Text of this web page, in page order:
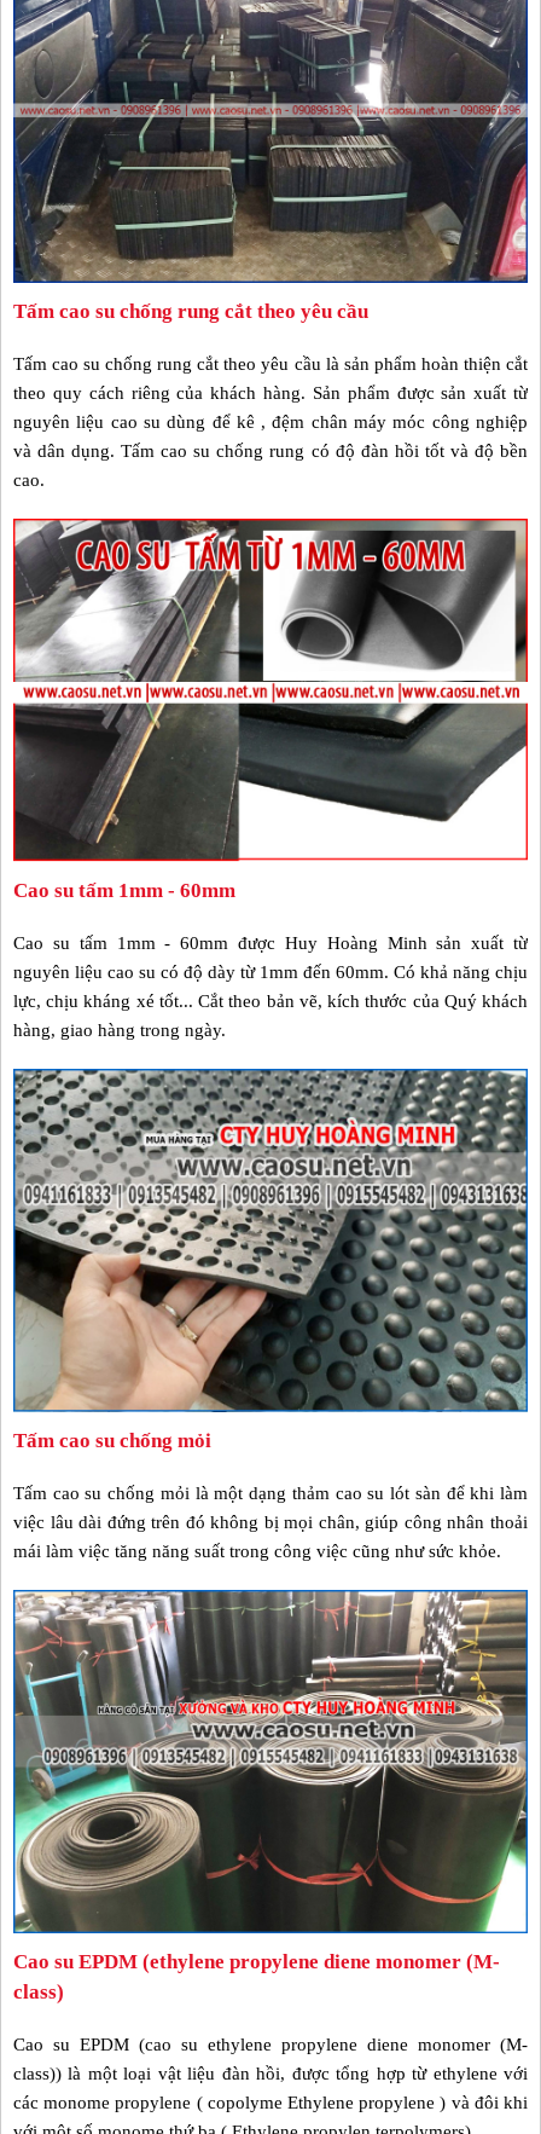
Tấm cao su chống rung cắt theo yêu cầu
Tấm cao su chống rung cắt theo yêu cầu là sản phẩm hoàn thiện cắt
theo quy cách riêng của khách hàng. Sản phẩm được sản xuất từ
nguyên liệu cao su dùng để kê , đệm chân máy móc công nghiệp
và dân dụng. Tấm cao su chống rung có độ đàn hồi tốt và độ bền
cao.
Cao su tấm 1mm - 60mm
Cao su tấm 1mm - 60mm được Huy Hoàng Minh sản xuất từ
nguyên liệu cao su có độ dày từ 1mm đến 60mm. Có khả năng chịu
lực, chịu kháng xé tốt... Cắt theo bản vẽ, kích thước của Quý khách
hàng, giao hàng trong ngày.
Tấm cao su chống mỏi
Tấm cao su chống mỏi là một dạng thảm cao su lót sàn để khi làm
việc lâu dài đứng trên đó không bị mọi chân, giúp công nhân thoải
mái làm việc tăng năng suất trong công việc cũng như sức khỏe.
Cao su EPDM (ethylene propylene diene monomer (M-
class)
Cao su EPDM (cao su ethylene propylene diene monomer (M-
class)) là một loại vật liệu đàn hồi, được tổng hợp từ ethylene với
các monome propylene ( copolyme Ethylene propylene ) và đôi khi